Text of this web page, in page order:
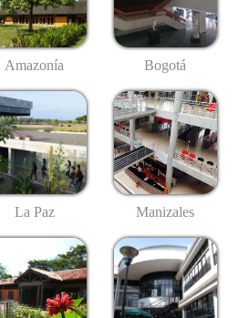
Amazonía Bogotá
La Paz Manizales